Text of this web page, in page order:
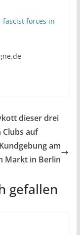
fascist forces in
dieser drei
auf
am
Markt in Berlin
gefallen